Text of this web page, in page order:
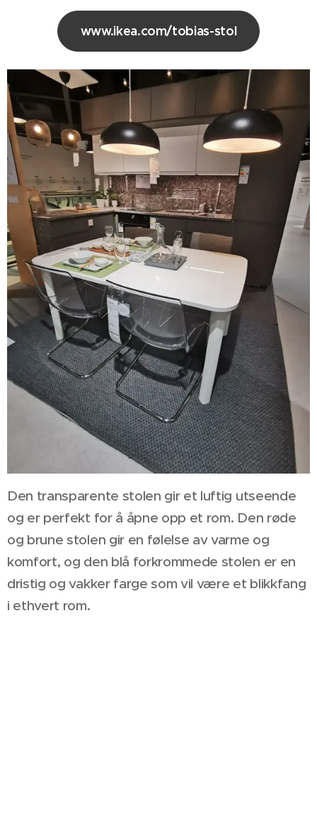
www.ikea.com/tobias-stol
Den transparente stolen gir et luftig utseende
og er perfekt for å åpne opp et rom. Den røde
og brune stolen gir en følelse av varme og
komfort, og den blå forkrommede stolen er en
dristig og vakker farge som vil være et blikkfang
i ethvert rom.